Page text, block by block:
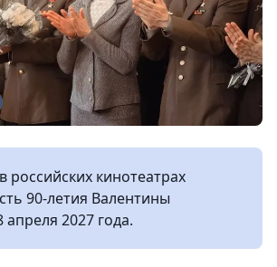
российских кинотеатрах
90-летия Валентины
2027 года.